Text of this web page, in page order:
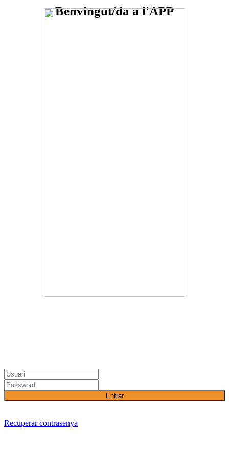
Benvingut/da a l'APP
Entrar
Recuperar contrasenya